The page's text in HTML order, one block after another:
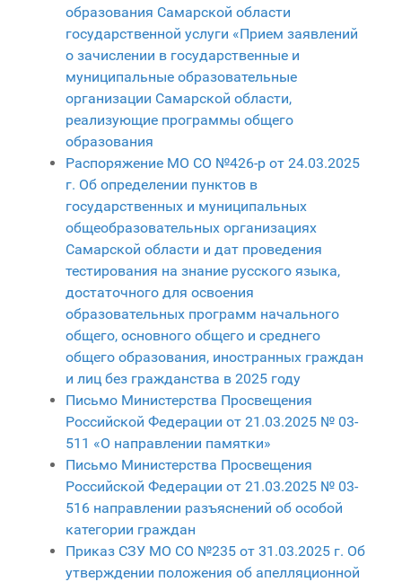
образования Самарской области
государственной услуги «Прием заявлений
о зачислении в государственные и
муниципальные образовательные
организации Самарской области,
реализующие программы общего
образования
Распоряжение МО СО №426-р от 24.03.2025
г. Об определении пунктов в
государственных и муниципальных
общеобразовательных организациях
Самарской области и дат проведения
тестирования на знание русского языка,
достаточного для освоения
образовательных программ начального
общего, основного общего и среднего
общего образования, иностранных граждан
и лиц без гражданства в 2025 году
Письмо Министерства Просвещения
Российской Федерации от 21.03.2025 № 03-
511 «О направлении памятки»
Письмо Министерства Просвещения
Российской Федерации от 21.03.2025 № 03-
516 направлении разъяснений об особой
категории граждан
Приказ СЗУ МО СО №235 от 31.03.2025 г. Об
утверждении положения об апелляционной